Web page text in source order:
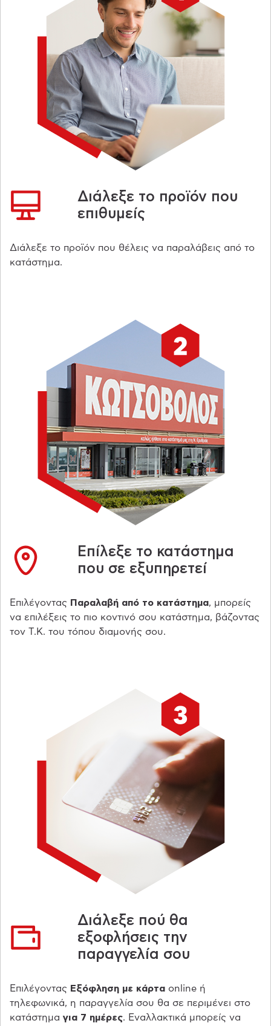
Διάλεξε τo προϊόν που
επιθυμείς
Διάλεξε το προϊόν που θέλεις να παραλάβεις από το
κατάστημα.
Επίλεξε το κατάστημα
που σε εξυπηρετεί
Eπιλέγοντας Παραλαβή από το κατάστημα, μπορείς
να επιλέξεις το πιο κοντινό σου κατάστημα, βάζοντας
τον Τ.Κ. του τόπου διαμονής σου.
Διάλεξε πού θα
εξοφλήσεις την
παραγγελία σου
Eπιλέγοντας Eξόφληση με κάρτα online ή
τηλεφωνικά, η παραγγελία σου θα σε περιμένει στο
κατάστημα για 7 ημέρες. Εναλλακτικά μπορείς να